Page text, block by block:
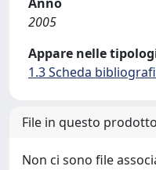
2005
Appare nelle
1.3 Scheda
File in questo
Non ci sono file